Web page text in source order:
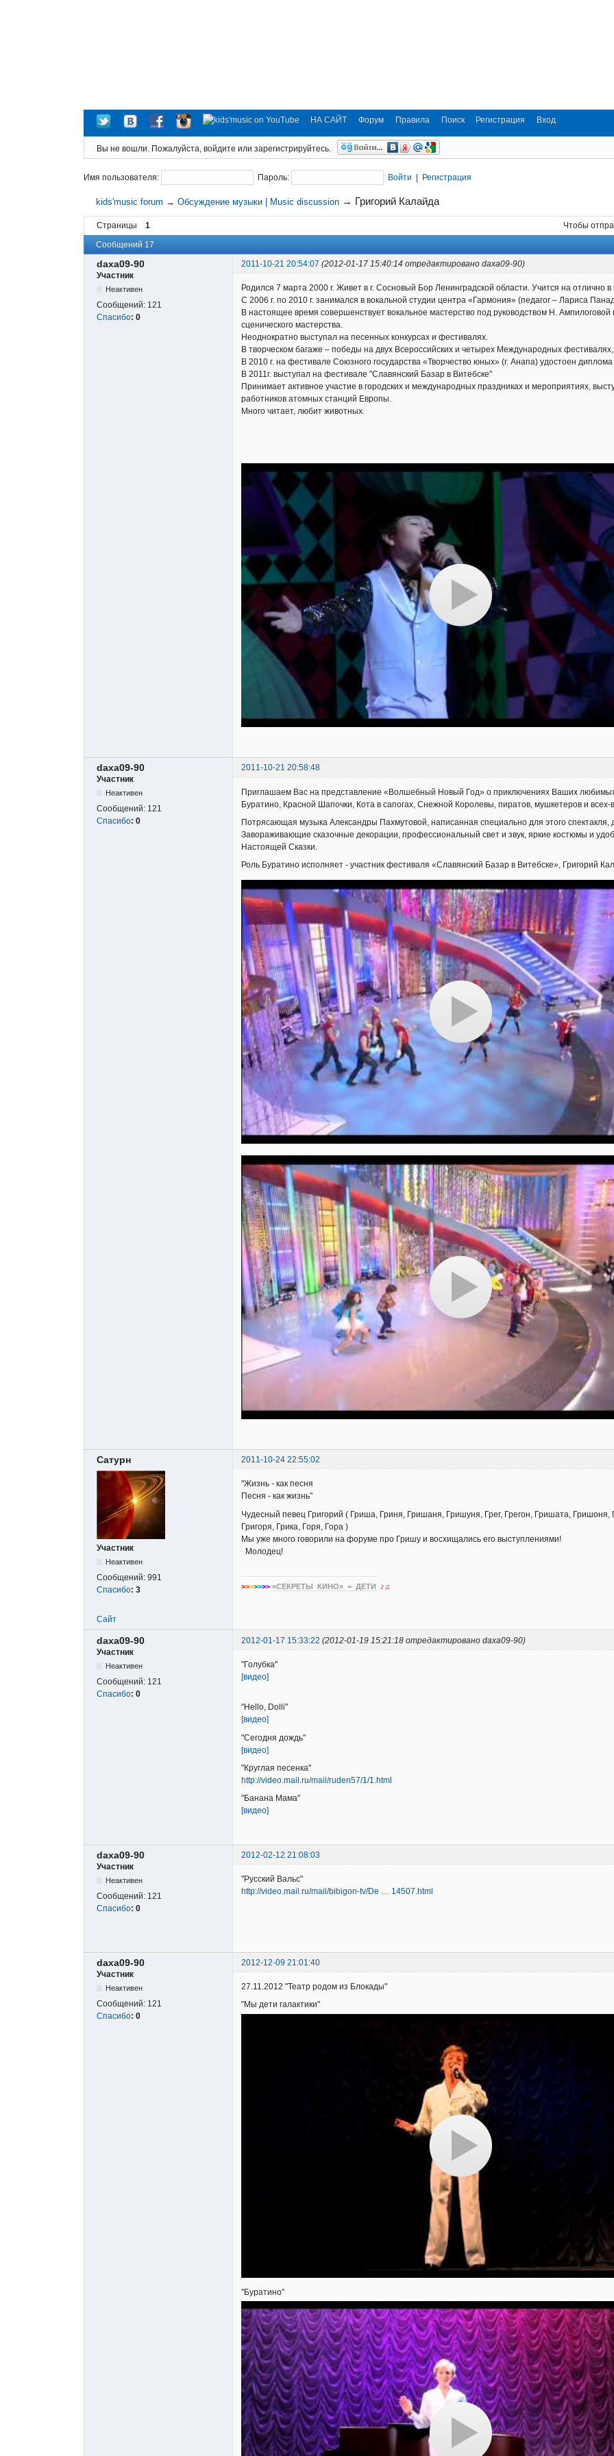
НА САЙТ Форум Правила Поиск Регистрация Вход
Вы не вошли. Пожалуйста, войдите или зарегистрируйтесь.
Имя пользователя: Пароль: Войти | Регистрация
kids'music forum →Обсуждение музыки | Music discussion → Григорий Калайда
Страницы 1
Чтобы
Сообщений 17
daxa09-90 2011-10-21 20:54:07 (2012-01-17 15:40:14 отредактировано daxa09-90)
Участник
Неактивен
Сообщений: 121
Спасибо: 0
Родился 7 марта 2000 г. Живет в г. Сосновый Бор Ленинградской области. Учится на отлично
С 2006 г. по 2010 г. занимался в вокальной студии центра «Гармония» (педагог – Лариса
В настоящее время совершенствует вокальное мастерство под руководством Н.
сценического мастерства.
Неоднократно выступал на песенных конкурсах и фестивалях.
В творческом багаже – победы на двух Всероссийских и четырех Международных
В 2010 г. на фестивале Союзного государства «Творчество юных» (г. Анапа) удостоен
В 2011г. выступал на фестивале "Славянский Базар в Витебске"
Принимает активное участие в городских и международных праздниках и мероприятиях,
работников атомных станций Европы.
Много читает, любит животных.
daxa09-90
2011-10-21 20:58:48
Участник
Неактивен
Сообщений: 121
Спасибо: 0
Приглашаем Вас на представление «Волшебный Новый Год» о приключениях Ваших любимых
Буратино, Красной Шапочки, Кота в сапогах, Снежной Королевы, пиратов, мушкетеров и всех-
Потрясающая музыка Александры Пахмутовой, написанная специально для этого
Завораживающие сказочные декорации, профессиональный свет и звук, яркие костюмы и
Настоящей Сказки.
Роль Буратино исполняет - участник фестиваля «Славянский Базар в Витебске», Григорий
Сатурн 2011-10-24 22:55:02
Участник
Неактивен
Сообщений: 991
Спасибо: 3
"Жизнь - как песня
Песня - как жизнь"
Чудесный певец Григорий ( Гриша, Гриня, Гришаня, Гришуня, Грег, Грегон, Гришата,
Григоря, Грика, Горя, Гора )
Мы уже много говорили на форуме про Гришу и восхищались его выступлениями!
Молодец!
>>>>>>> «СЕКРЕТЫ КИНО» = ДЕТИ ♪♫
Сайт
daxa09-90 2012-01-17 15:33:22 (2012-01-19 15:21:18 отредактировано daxa09-90)
Участник
Неактивен
Сообщений: 121
Спасибо: 0
"Голубка"
[видео]
"Hello, Dolli"
[видео]
"Сегодня дождь"
[видео]
"Круглая песенка"
http://video.mail.ru/mail/ruden57/1/1.html
"Банана Мама"
[видео]
daxa09-90
2012-02-12 21:08:03
Участник
Неактивен
Сообщений: 121
Спасибо: 0
"Русский Вальс"
http://video.mail.ru/mail/bibigon-tv/De … 14507.html
daxa09-90
2012-12-09 21:01:40
Участник
Неактивен
Сообщений: 121
Спасибо: 0
27.11.2012 "Театр родом из Блокады"
"Мы дети галактики"
"Буратино"